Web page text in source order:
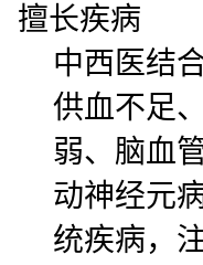
擅长疾病
中西医结
供血不足
弱、脑血
动神经元
统疾病，